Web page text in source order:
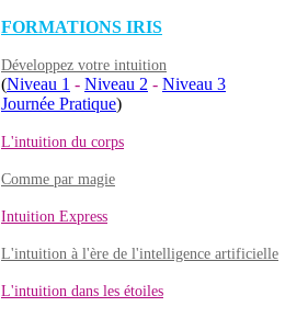
FORMATIONS IRIS
Développez votre intuition
(Niveau 1 - Niveau 2 - Niveau 3
Journée Pratique)
L'intuition du corps
Comme par magie
Intuition Express
L'intuition à l'ère de l'intelligence artificielle
L'intuition dans les étoiles